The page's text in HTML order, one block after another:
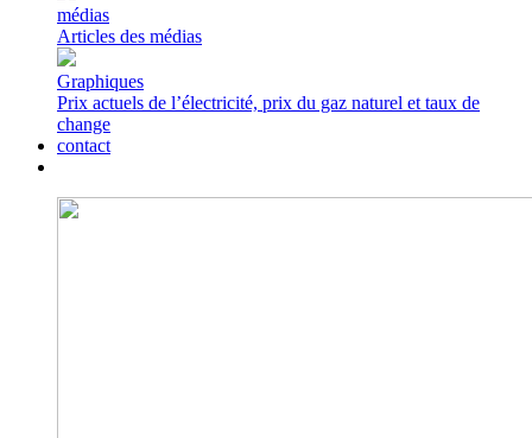
médias
Articles des médias
Graphiques
Prix ​​​​actuels de l’électricité, prix du gaz naturel et taux de
change
contact